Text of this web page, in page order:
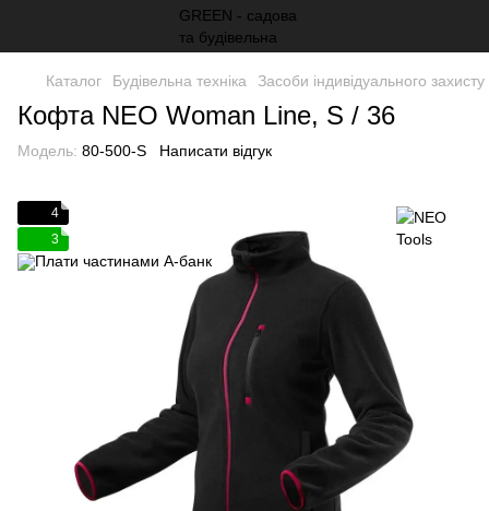
Каталог Будівельна техніка Засоби індивідуального захисту
Кофта NEO Woman Line, S / 36
Модель: 80-500-S Написати відгук
4
3